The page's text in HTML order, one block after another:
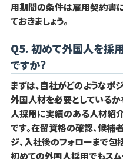
用期間の条件は雇用契約書
ておきましょう。
Q5. 初めて外国人を採
ですか?
まずは、自社がどのようなポ
外国人材を必要としているか
人採用に実績のある人材紹
です。在留資格の確認、候補
ジ、入社後のフォローまで包
初めての外国人採用でもスム